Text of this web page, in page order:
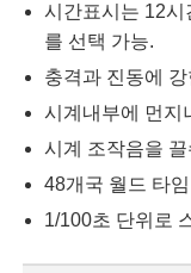
시간표시는 12시
를 선택 가능.
충격과 진동에
시계내부에 먼지
시계 조작음을 끌
48개국 월드 타임
1/100초 단위로